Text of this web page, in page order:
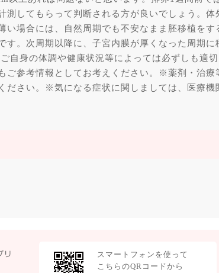
測してもらって判断される方が良いでしょう。体
い場合には、自然周期でも不安なまま胚移植をす
す。次周期以降に、子宮内膜が厚くなった周期に
自身の体調や健康状況等によっては必ずしも適切
ご参考情報としてお考えください。※薬剤・治療
ださい。※気になる症状に関しましては、医療機
スマートフォンを使って
こちらのQRコードから